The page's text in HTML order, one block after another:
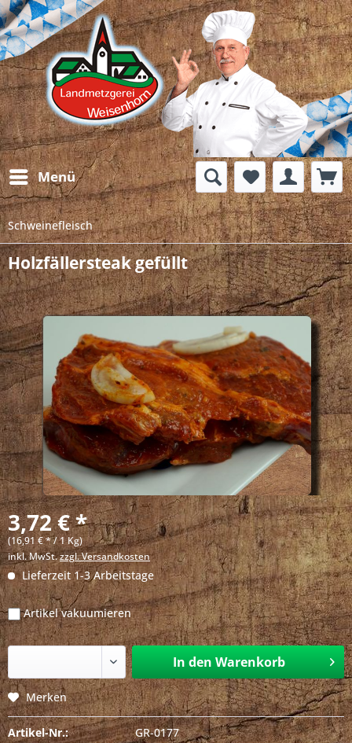
Menü
Schweinefleisch
Holzfällersteak gefüllt
3,72 € *
(16,91 € * / 1 Kg)
inkl. MwSt.zzgl. Versandkosten
Lieferzeit 1-3 Arbeitstage
Artikel vakuumieren
In den Warenkorb
Merken
Artikel-Nr.:
GR-0177